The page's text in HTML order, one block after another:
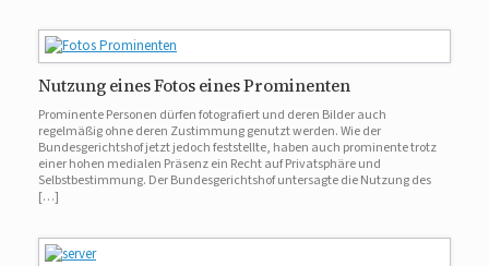
Nutzung eines Fotos eines Prominenten
Prominente Personen dürfen fotografiert und deren Bilder auch
regelmäßig ohne deren Zustimmung genutzt werden. Wie der
Bundesgerichtshof jetzt jedoch feststellte, haben auch prominente trotz
einer hohen medialen Präsenz ein Recht auf Privatsphäre und
Selbstbestimmung. Der Bundesgerichtshof untersagte die Nutzung des
[…]